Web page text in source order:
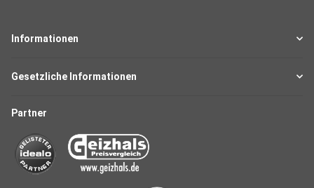
Informationen
Gesetzliche Informationen
Partner